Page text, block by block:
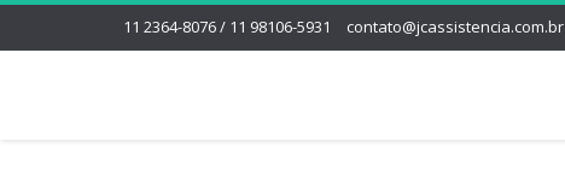
11 2364-8076 / 11 98106-5931 contato@jcassistencia.com.br